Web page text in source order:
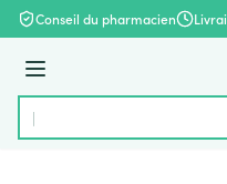
Aller au contenu
Conseil du pharmacien
Menu
Rechercher